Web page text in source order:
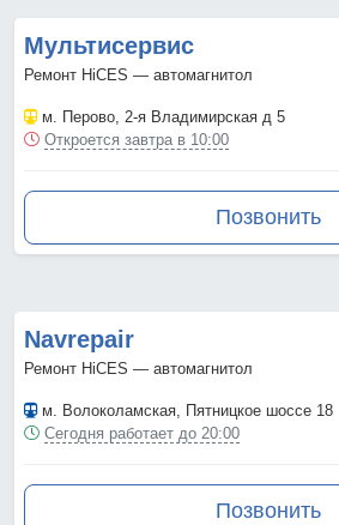
Мультисервис
Ремонт HiCES — автомагнитол
м. Перово, 2-я Владимирская д 5
Откроется завтра в 10:00
Позвонить
Navrepair
Ремонт HiCES — автомагнитол
м. Волоколамская, Пятницкое шоссе 18
Сегодня работает до 20:00
Позвонить